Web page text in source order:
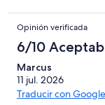
Opinión verificada
6/10
Marcus
11 jul. 2026
Traducir con Google